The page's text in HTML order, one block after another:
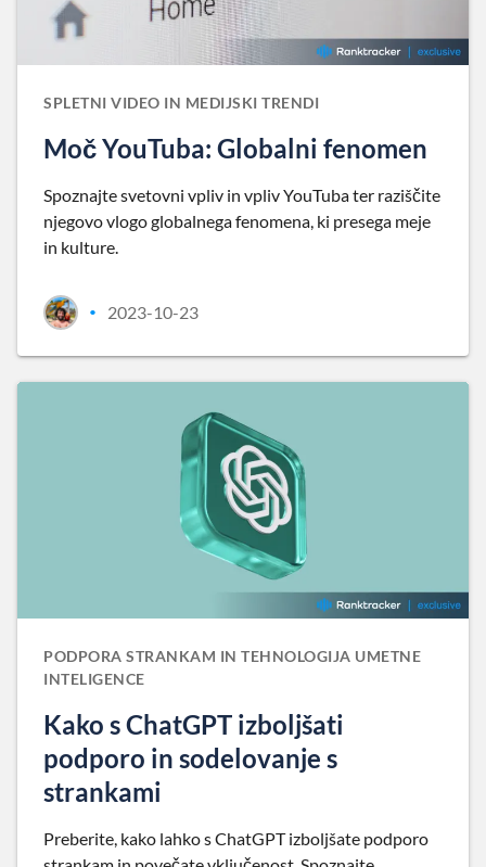
SPLETNI VIDEO IN MEDIJSKI TRENDI
Moč YouTuba: Globalni fenomen
Spoznajte svetovni vpliv in vpliv YouTuba ter raziščite
njegovo vlogo globalnega fenomena, ki presega meje
in kulture.
• 2023-10-23
PODPORA STRANKAM IN TEHNOLOGIJA UMETNE
INTELIGENCE
Kako s ChatGPT izboljšati
podporo in sodelovanje s
strankami
Preberite, kako lahko s ChatGPT izboljšate podporo